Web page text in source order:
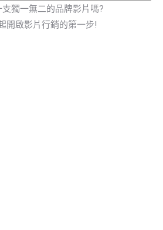
獨一無二的品牌影片嗎?
開啟影片行銷的第一步!